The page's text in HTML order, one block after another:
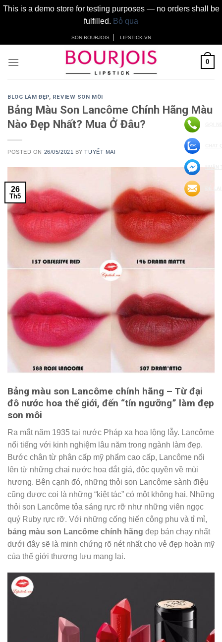
This is a demo store for testing purposes — no orders shall be
fulfilled. Bỏ qua
content
SON BOURJOIS LIPSTICK.VN
0
BLOG LÀM ĐẸP, REVIEW SON MÔI
Bảng Màu Son Lancôme Chính Hãng Màu
Nào Đẹp Nhất? Mua Ở Đâu?
POSTED ON 26/05/2021 BYTUYẾT MAI
26
Th5
Bảng màu son Lancôme chính hãng – Từ đại
đô nước hoa thế giới, đến “tín ngưỡng” làm đẹp
son môi
Ra mắt năm 1935 tại nước Pháp xa hoa lộng lẫy. Lancôme
nổi tiếng với kinh nghiệm lâu năm trong ngành làm đẹp.
Bước chân từ phân cấp mỹ phẩm cao cấp, Lancôme nổi
lên từ những chai nước hoa đắt giá, độc quyền về mùi
hương. Bên cạnh đó, những thỏi son Lancôme sành điệu
cũng được coi là những “kiệt tác” có một không hai. Những
thỏi son Lancôme tỏa sáng rực rỡ như những viên ngọc
quý Ruby rực rỡ. Với những cống hiến công phu và tỉ mỉ,
bảng màu son Lancôme chính hãng đẹp bán chạy nhất
dưới đây sẽ là minh chứng rõ nét nhất cho vẻ đẹp hoàn mỹ
của thế giới thượng lưu mang lại.
NHẮN